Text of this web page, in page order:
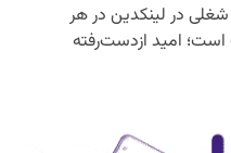
در لینکدین در هر
امید ازدست‌رفته